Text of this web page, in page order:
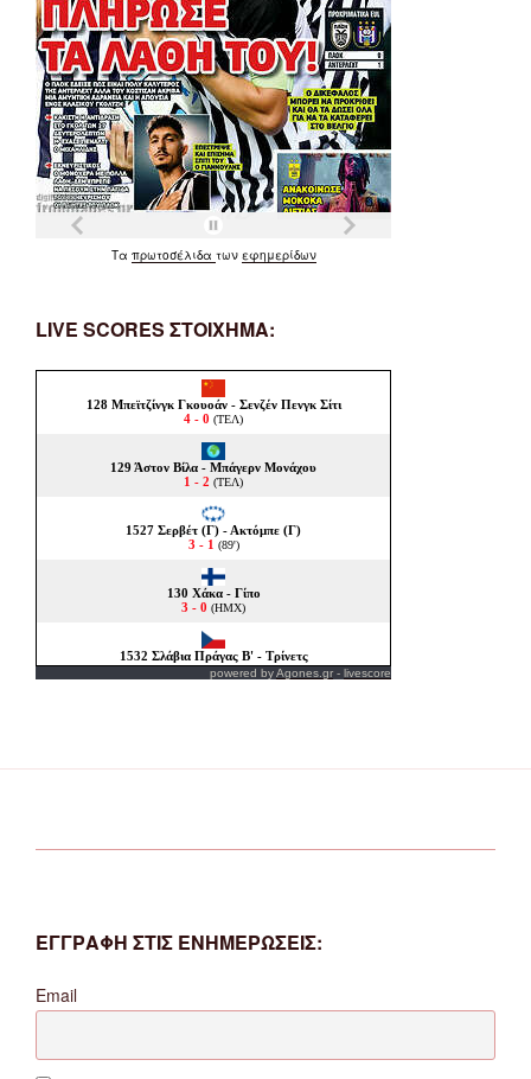
Τα πρωτοσέλιδα των εφημερίδων
LIVE SCORES ΣΤΟΙΧΗΜΑ:
powered byAgones.gr - livescore
ΕΓΓΡΑΦΗ ΣΤΙΣ ΕΝΗΜΕΡΩΣΕΙΣ:
Email